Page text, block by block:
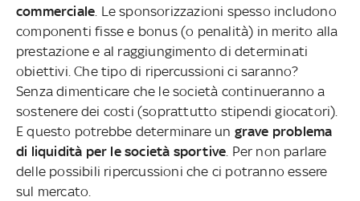
commerciale . Le sponsorizzazioni spesso includono
componenti fisse e bonus (o penalità) in merito alla
prestazione e al raggiungimento di determinati
obiettivi. Che tipo di ripercussioni ci saranno?
Senza dimenticare che le società continueranno a
sostenere dei costi (soprattutto stipendi giocatori).
E questo potrebbe determinare un grave problema
di liquidità per le società sportive . Per non parlare
delle possibili ripercussioni che ci potranno essere
sul mercato.